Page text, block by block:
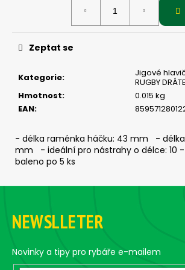
Kategorie:
Jigové
RUGBY
Hmotnost:
0.015 kg
EAN:
Zeptat se
- délka raménka háčku: 43 mm - délka
mm - ideální pro nástrahy o délce: 10
baleno po 5 ks
o
p
u
č
u
e
m
e
-
5
4
G
Z
NEWSLLETER
Novinky a tipy pro rybáře e-mailem